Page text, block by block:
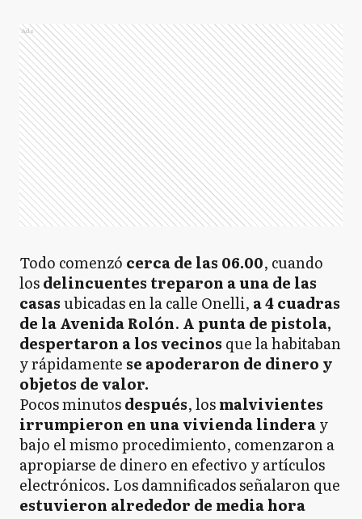
Ads
Todo comenzó cerca de las 06.00, cuando
losdelincuentes treparon a una de las
casasubicadas en la calle Onelli, a 4 cuadras
de la Avenida Rolón. A punta de pistola,
despertaron a los vecinos que la habitaban
y rápidamente se apoderaron de dinero y
objetos de valor.
Pocos minutosdespués, losmalvivientes
irrumpieron en una vivienda linderay
bajo el mismo procedimiento, comenzaron a
apropiarse de dinero en efectivo y artículos
electrónicos. Los damnificados señalaron que
estuvieron alrededor de media hora